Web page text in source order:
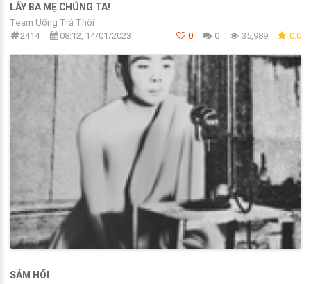
LẤY BA MẸ CHÚNG TA!
Team Uống Trà Thôi
2414
08:12, 14/01/2023 0 0 35,989 0.0
SÁM HỐI